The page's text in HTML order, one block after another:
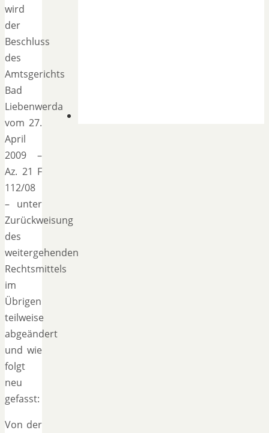
wird
der
Beschluss
des
Amtsgerichts
Bad
Liebenwerda
vom 27.
April
2009 –
Az. 21 F
112/08
– unter
Zurückweisung
des
weitergehenden
Rechtsmittels
im
Übrigen
teilweise
abgeändert
und wie
folgt
neu
gefasst:
Von der